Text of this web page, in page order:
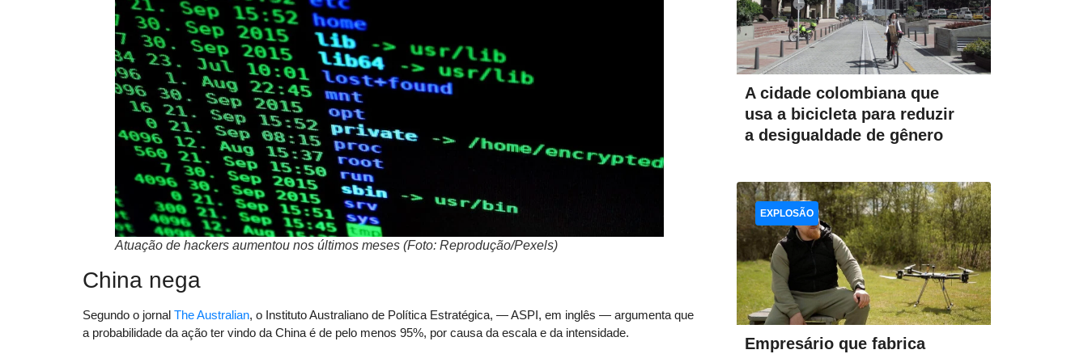
Atuação de hackers aumentou nos últimos meses (Foto: Reprodução/Pexels)
China nega
Segundo o jornal The Australian, o Instituto Australiano de Política Estratégica, — ASPI, em inglês — argumenta que
a probabilidade da ação ter vindo da China é de pelo menos 95%, por causa da escala e da intensidade.
A cidade colombiana que
usa a bicicleta para reduzir
a desigualdade de gênero
Empresário que fabrica
EXPLOSÃO